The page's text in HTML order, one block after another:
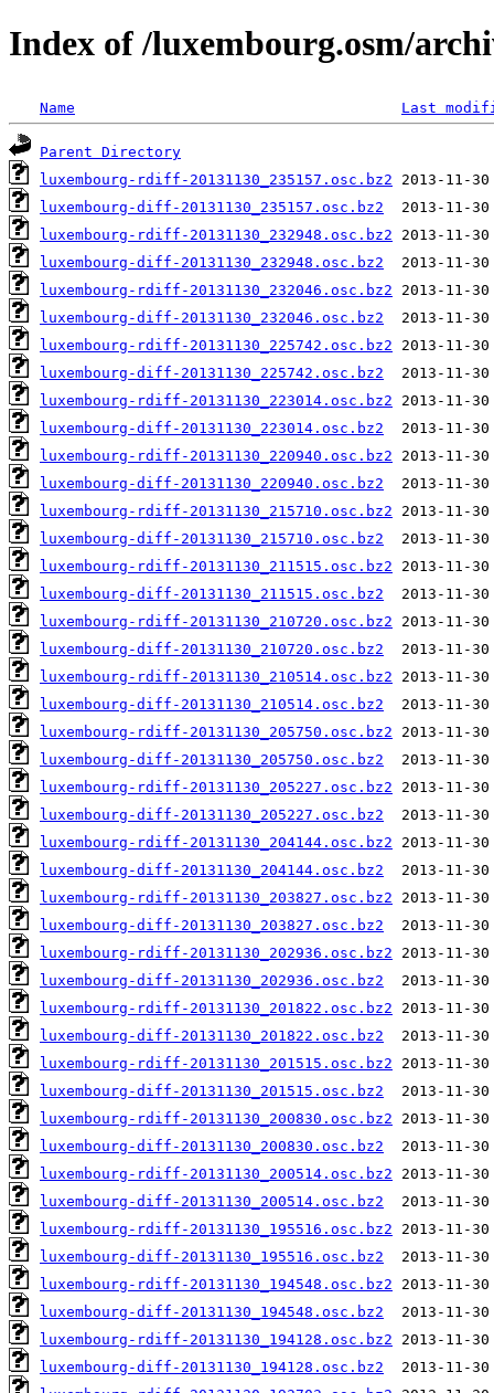
Index of /luxembourg.osm/
Name Last
Parent Directory
luxembourg-rdiff-20131130_235157.osc.bz2
luxembourg-diff-20131130_235157.osc.bz2
luxembourg-rdiff-20131130_232948.osc.bz2
luxembourg-diff-20131130_232948.osc.bz2
luxembourg-rdiff-20131130_232046.osc.bz2
luxembourg-diff-20131130_232046.osc.bz2
luxembourg-rdiff-20131130_225742.osc.bz2
luxembourg-diff-20131130_225742.osc.bz2
luxembourg-rdiff-20131130_223014.osc.bz2
luxembourg-diff-20131130_223014.osc.bz2
luxembourg-rdiff-20131130_220940.osc.bz2
luxembourg-diff-20131130_220940.osc.bz2
luxembourg-rdiff-20131130_215710.osc.bz2
luxembourg-diff-20131130_215710.osc.bz2
luxembourg-rdiff-20131130_211515.osc.bz2
luxembourg-diff-20131130_211515.osc.bz2
luxembourg-rdiff-20131130_210720.osc.bz2
luxembourg-diff-20131130_210720.osc.bz2
luxembourg-rdiff-20131130_210514.osc.bz2
luxembourg-diff-20131130_210514.osc.bz2
luxembourg-rdiff-20131130_205750.osc.bz2
luxembourg-diff-20131130_205750.osc.bz2
luxembourg-rdiff-20131130_205227.osc.bz2
luxembourg-diff-20131130_205227.osc.bz2
luxembourg-rdiff-20131130_204144.osc.bz2
luxembourg-diff-20131130_204144.osc.bz2
luxembourg-rdiff-20131130_203827.osc.bz2
luxembourg-diff-20131130_203827.osc.bz2
luxembourg-rdiff-20131130_202936.osc.bz2
luxembourg-diff-20131130_202936.osc.bz2
luxembourg-rdiff-20131130_201822.osc.bz2
luxembourg-diff-20131130_201822.osc.bz2
luxembourg-rdiff-20131130_201515.osc.bz2
luxembourg-diff-20131130_201515.osc.bz2
luxembourg-rdiff-20131130_200830.osc.bz2
luxembourg-diff-20131130_200830.osc.bz2
luxembourg-rdiff-20131130_200514.osc.bz2
luxembourg-diff-20131130_200514.osc.bz2
luxembourg-rdiff-20131130_195516.osc.bz2
luxembourg-diff-20131130_195516.osc.bz2
luxembourg-rdiff-20131130_194548.osc.bz2
luxembourg-diff-20131130_194548.osc.bz2
luxembourg-rdiff-20131130_194128.osc.bz2
luxembourg-diff-20131130_194128.osc.bz2